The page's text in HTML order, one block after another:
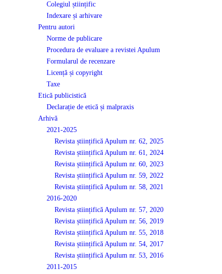
Colegiul științific
Indexare și arhivare
Pentru autori
Norme de publicare
Procedura de evaluare a revistei Apulum
Formularul de recenzare
Licență și copyright
Taxe
Etică publicistică
Declarație de etică și malpraxis
Arhivă
2021-2025
Revista științifică Apulum nr. 62, 2025
Revista științifică Apulum nr. 61, 2024
Revista științifică Apulum nr. 60, 2023
Revista științifică Apulum nr. 59, 2022
Revista științifică Apulum nr. 58, 2021
2016-2020
Revista științifică Apulum nr. 57, 2020
Revista științifică Apulum nr. 56, 2019
Revista științifică Apulum nr. 55, 2018
Revista științifică Apulum nr. 54, 2017
Revista științifică Apulum nr. 53, 2016
2011-2015